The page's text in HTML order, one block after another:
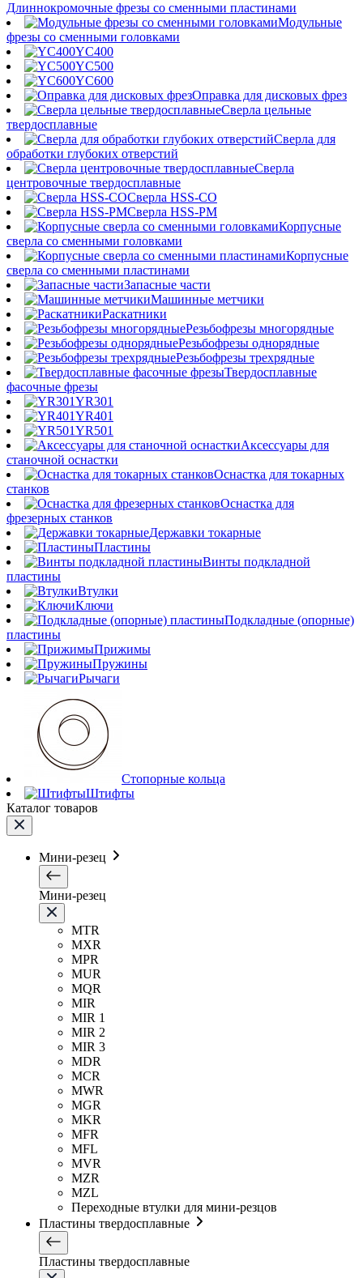
Длиннокромочные фрезы со сменными пластинами
Модульные
фрезы со сменными головками
YC400
YC500
YC600
Оправка для дисковых фрез
Сверла цельные
твердосплавные
Сверла для
обработки глубоких отверстий
Сверла
центровочные твердосплавные
Сверла HSS-CO
Сверла HSS-PM
Корпусные
сверла со сменными головками
Корпусные
сверла со сменными пластинами
Запасные части
Машинные метчики
Раскатники
Резьбофрезы многорядные
Резьбофрезы однорядные
Резьбофрезы трехрядные
Твердосплавные
фасочные фрезы
YR301
YR401
YR501
Аксессуары для
станочной оснастки
Оснастка для токарных
станков
Оснастка для
фрезерных станков
Державки токарные
Пластины
Винты подкладной
пластины
Втулки
Ключи
Подкладные (опорные)
пластины
Прижимы
Пружины
Рычаги
Стопорные кольца
Штифты
Каталог товаров
Мини-резец
Мини-резец
MTR
MXR
MPR
MUR
MQR
MIR
MIR 1
MIR 2
MIR 3
MDR
MCR
MWR
MGR
MKR
MFR
MFL
MVR
MZR
MZL
Переходные втулки для мини-резцов
Пластины твердосплавные
Пластины твердосплавные